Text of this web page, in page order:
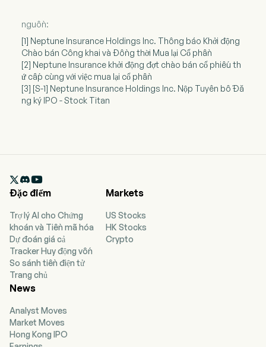
nguồn:
[1] Neptune Insurance Holdings Inc. Thông báo Khởi động
Chào bán Công khai và Đồng thời Mua lại Cổ phần
[2] Neptune Insurance khởi động đợt chào bán cổ phiếu th
ứ cấp cùng với việc mua lại cổ phần
[3] [S-1] Neptune Insurance Holdings Inc. Nộp Tuyên bố Đă
ng ký IPO - Stock Titan

Đặc điểm
Trợ lý AI cho Chứng
khoán và Tiền mã hóa
Dự đoán giá cả
Tracker Huy động vốn
So sánh tiền điện tử
Trang chủ
Markets
US Stocks
HK Stocks
Crypto
News
Analyst Moves
Market Moves
Hong Kong IPO